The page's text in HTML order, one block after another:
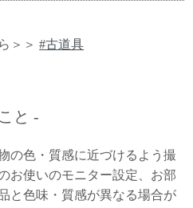
＞＞#古道具
と -
の色・質感に近づけるよう撮
お使いのモニター設定、お部
と色味・質感が異なる場合が